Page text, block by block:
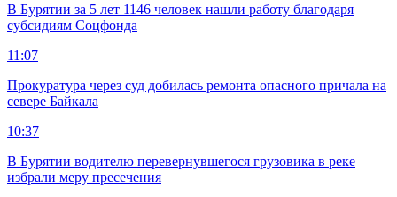
В Бурятии за 5 лет 1146 человек нашли работу благодаря
субсидиям Соцфонда
11:07
Прокуратура через суд добилась ремонта опасного причала на
севере Байкала
10:37
В Бурятии водителю перевернувшегося грузовика в реке
избрали меру пресечения